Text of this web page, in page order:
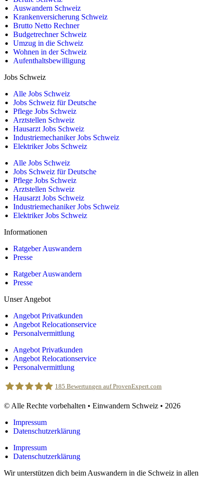
Auswandern Schweiz
Krankenversicherung Schweiz
Brutto Netto Rechner
Budgetrechner Schweiz
Umzug in die Schweiz
Wohnen in der Schweiz
Aufenthaltsbewilligung
Jobs Schweiz
Alle Jobs Schweiz
Jobs Schweiz für Deutsche
Pflege Jobs Schweiz
Arztstellen Schweiz
Hausarzt Jobs Schweiz
Industriemechaniker Jobs Schweiz
Elektriker Jobs Schweiz
Alle Jobs Schweiz
Jobs Schweiz für Deutsche
Pflege Jobs Schweiz
Arztstellen Schweiz
Hausarzt Jobs Schweiz
Industriemechaniker Jobs Schweiz
Elektriker Jobs Schweiz
Informationen
Ratgeber Auswandern
Presse
Ratgeber Auswandern
Presse
Unser Angebot
Angebot Privatkunden
Angebot Relocationservice
Personalvermittlung
Angebot Privatkunden
Angebot Relocationservice
Personalvermittlung
185 Bewertungen auf ProvenExpert.com
© Alle Rechte vorbehalten • Einwandern Schweiz • 2026
Impressum
Datenschutzerklärung
Impressum
Datenschutzerklärung
Wir unterstützen dich beim Auswandern in die Schweiz in allen